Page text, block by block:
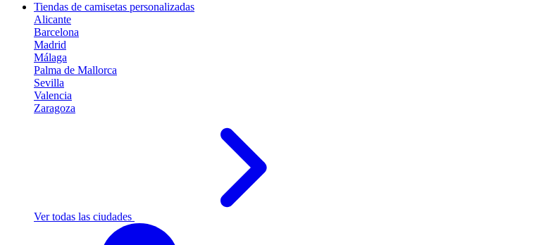
Tiendas de camisetas personalizadas
Alicante
Barcelona
Madrid
Málaga
Palma de Mallorca
Sevilla
Valencia
Zaragoza
Ver todas las ciudades